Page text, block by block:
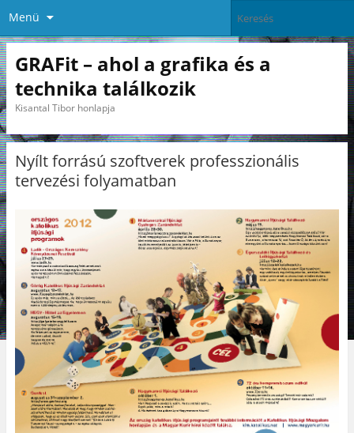
Menü
GRAFit – ahol a grafika és a
technika találkozik
Kisantal Tibor honlapja
Nyílt forrású szoftverek professzionális
tervezési folyamatban